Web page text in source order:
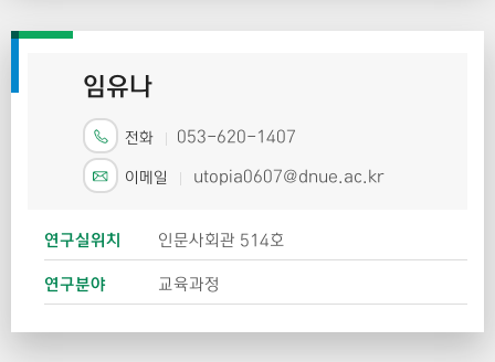
임유나
전화
053-620-1407
이메일
utopia0607@dnue.ac.kr
연구실위치
인문사회관 514호
연구분야
교육과정